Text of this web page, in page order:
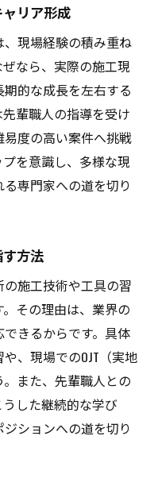
リア形成
現場経験の積み重ね
なら、実際の施工現
的な成長を左右する
輩職人の指導を受け
度の高い案件へ挑戦
を意識し、多様な現
専門家への道を切り
方法
施工技術や工具の習
その理由は、業界の
きるからです。具体
、現場でのOJT（実地
また、先輩職人との
した継続的な学び
ションへの道を切り